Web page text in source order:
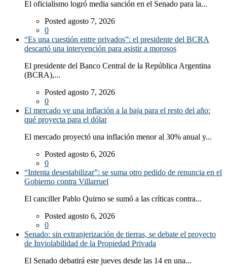
El oficialismo logró media sanción en el Senado para la...
Posted agosto 7, 2026
0
“Es una cuestión entre privados”: el presidente del BCRA
descartó una intervención para asistir a morosos
El presidente del Banco Central de la República Argentina
(BCRA),...
Posted agosto 7, 2026
0
El mercado ve una inflación a la baja para el resto del año:
qué proyecta para el dólar
El mercado proyectó una inflación menor al 30% anual y...
Posted agosto 6, 2026
0
“Intenta desestabilizar”: se suma otro pedido de renuncia en el
Gobierno contra Villarruel
El canciller Pablo Quirno se sumó a las críticas contra...
Posted agosto 6, 2026
0
Senado: sin extranjerización de tierras, se debate el proyecto
de Inviolabilidad de la Propiedad Privada
El Senado debatirá este jueves desde las 14 en una...